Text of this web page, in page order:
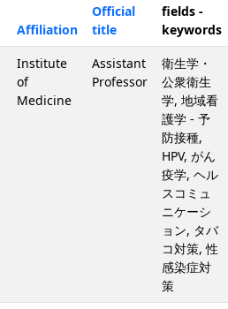
Affiliation
Official
title
fields -
keywords
Institute
of
Medicine
Assistant
Professor
衛生学・
公衆衛生
学, 地域看
護学 - 予
防接種,
HPV, がん
疫学, ヘル
スコミュ
ニケーシ
ョン, タバ
コ対策, 性
感染症対
策